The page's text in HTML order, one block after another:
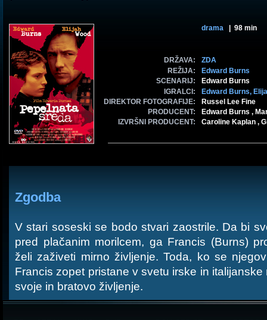
drama | 98 min
DRŽAVA:
ZDA
REŽIJA:
Edward Burns
SCENARIJ:
Edward Burns
IGRALCI:
Edward Burns,
DIREKTOR FOTOGRAFIJE:
Russel Lee Fine
PRODUCENT:
Edward Burns ,
IZVRŠNI PRODUCENT:
Caroline Kaplan ,
Zgodba
V stari soseski se bodo stvari zaostrile. Da bi
pred plačanim morilcem, ga Francis (Burns)
želi zaživeti mirno življenje. Toda, ko se
Francis zopet pristane v svetu irske in italijanske
svoje in bratovo življenje.